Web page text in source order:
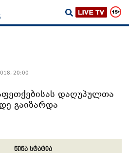
20:00
დაღუპულთა
გაიზარდა
წინა სტატია